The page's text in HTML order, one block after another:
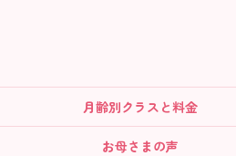
月齢別クラス と料金
お母さまの声